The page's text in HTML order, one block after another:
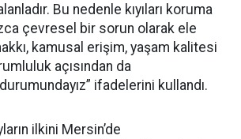
Bu nedenle kıyıları koruma
çevresel bir sorun olarak ele
kamusal erişim, yaşam kalitesi
açısından da
ifadelerini kullandı.
ilkini Mersin’de